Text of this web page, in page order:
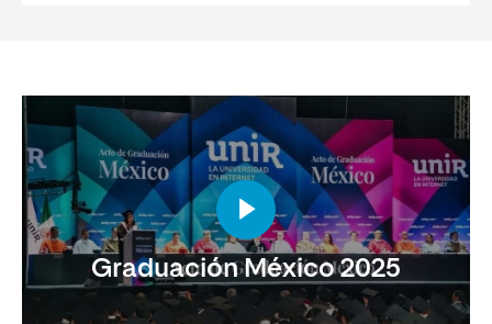
Graduación México 2025